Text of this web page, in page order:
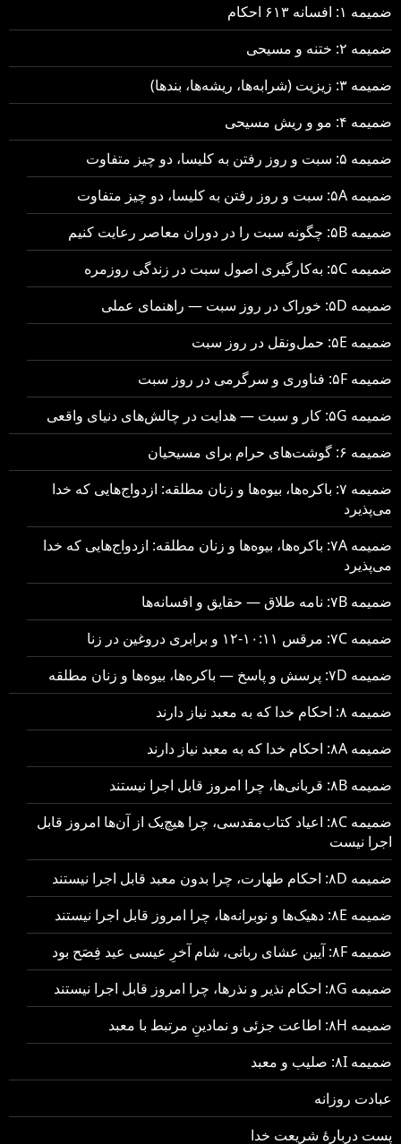
ضمیمه ۱: افسانه ۶۱۳ احکام
ضمیمه ۲: ختنه و مسیحی
ضمیمه ۳: زیزیت (شرابه‌ها، ریشه‌ها، بندها)
ضمیمه ۴: مو و ریش مسیحی
ضمیمه ۵: سبت و روز رفتن به کلیسا، دو چیز متفاوت
ضمیمه ۵A: سبت و روز رفتن به کلیسا، دو چیز متفاوت
ضمیمه ۵B: چگونه سبت را در دوران معاصر رعایت کنیم
ضمیمه ۵C: به‌کارگیری اصول سبت در زندگی روزمره
ضمیمه ۵D: خوراک در روز سبت — راهنمای عملی
ضمیمه ۵E: حمل‌ونقل در روز سبت
ضمیمه ۵F: فناوری و سرگرمی در روز سبت
ضمیمه ۵G: کار و سبت — هدایت در چالش‌های دنیای واقعی
ضمیمه ۶: گوشت‌های حرام برای مسیحیان
ضمیمه ۷: باکره‌ها، بیوه‌ها و زنان مطلقه: ازدواج‌هایی که خدا
می‌پذیرد
ضمیمه ۷A: باکره‌ها، بیوه‌ها و زنان مطلقه: ازدواج‌هایی که خدا
می‌پذیرد
ضمیمه ۷B: نامه طلاق — حقایق و افسانه‌ها
ضمیمه ۷C: مرقس ۱۰:۱۱-۱۲ و برابری دروغین در زنا
ضمیمه ۷D: پرسش و پاسخ — باکره‌ها، بیوه‌ها و زنان مطلقه
ضمیمه ۸: احکام خدا که به معبد نیاز دارند
ضمیمه ۸A: احکام خدا که به معبد نیاز دارند
ضمیمه ۸B: قربانی‌ها، چرا امروز قابل اجرا نیستند
ضمیمه ۸C: اعیاد کتاب‌مقدسی، چرا هیچ‌یک از آن‌ها امروز قابل
اجرا نیست
ضمیمه ۸D: احکام طهارت، چرا بدون معبد قابل اجرا نیستند
ضمیمه ۸E: دهیک‌ها و نوبرانه‌ها، چرا امروز قابل اجرا نیستند
ضمیمه ۸F: آیین عشای ربانی، شام آخرِ عیسی عید فِصَح بود
ضمیمه ۸G: احکام نذیر و نذرها، چرا امروز قابل اجرا نیستند
ضمیمه ۸H: اطاعت جزئی و نمادینِ مرتبط با معبد
ضمیمه ۸I: صلیب و معبد
عبادت روزانه
پست دربارهٔ شریعت خدا